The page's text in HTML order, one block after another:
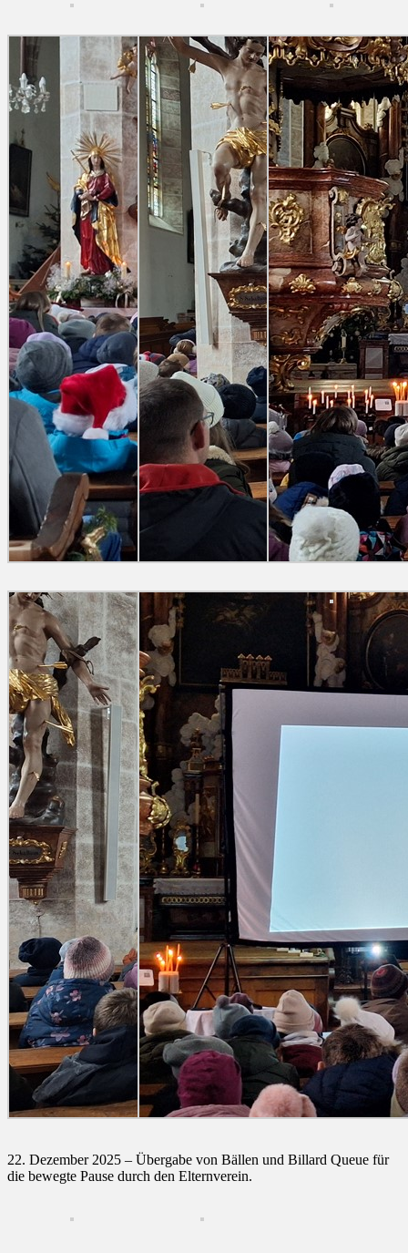
22. Dezember 2025 – Übergabe von Bällen und Billard Queue für
die bewegte Pause durch den Elternverein.